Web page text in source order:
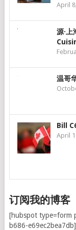
April
源·
温哥
Bill
April
订阅我的博客
[hubspot type=form
b686-e69ec2bea7db]